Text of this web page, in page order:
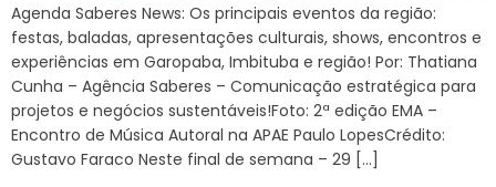
Agenda Saberes News: Os principais eventos da região:
festas, baladas, apresentações culturais, shows, encontros e
experiências em Garopaba, Imbituba e região! Por: Thatiana
Cunha – Agência Saberes – Comunicação estratégica para
projetos e negócios sustentáveis!Foto: 2ª edição EMA –
Encontro de Música Autoral na APAE Paulo LopesCrédito:
Gustavo Faraco Neste final de semana – 29 […]